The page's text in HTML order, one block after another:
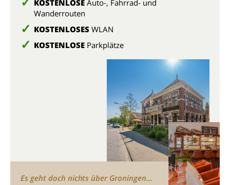
KOSTENLOSE Auto-, Fahrrad- und
Wanderrouten
KOSTENLOSES WLAN
KOSTENLOSE Parkplätze
Es geht doch nichts über Groningen...